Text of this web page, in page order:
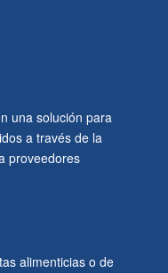
una solución para
a través de la
proveedores
alimenticias o de